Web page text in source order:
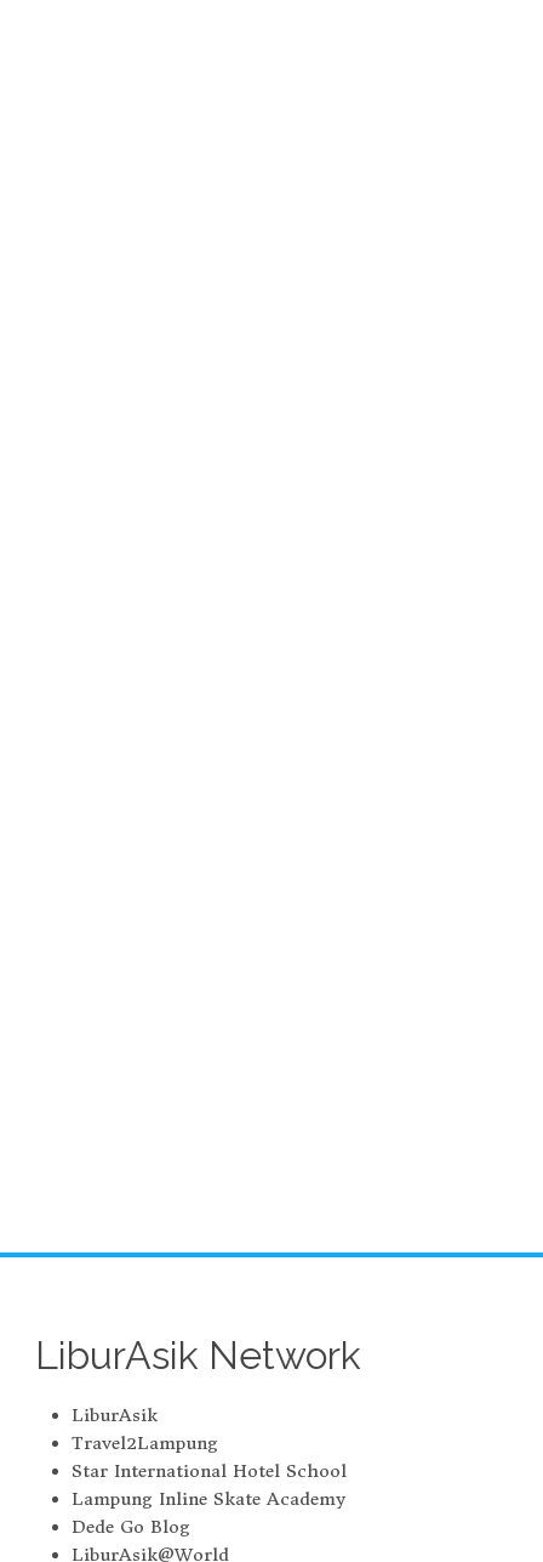
LiburAsik Network
LiburAsik
Travel2Lampung
Star International Hotel School
Lampung Inline Skate Academy
Dede Go Blog
LiburAsik@World